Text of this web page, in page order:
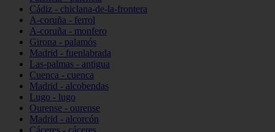
Cádiz - chiclana-de-la-frontera
A-coruña - ferrol
A-coruña - monfero
Girona - palamós
Madrid - fuenlabrada
Las-palmas - antigua
Cuenca - cuenca
Madrid - alcobendas
Lugo - lugo
Ourense - ourense
Madrid - alcorcón
Cáceres - cáceres